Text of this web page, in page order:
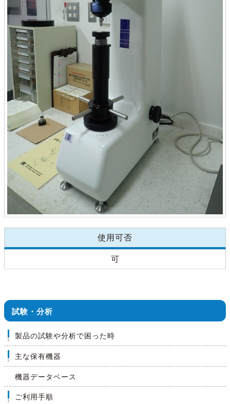
使用可否
可
試験・分析
製品の試験や分析で困った時
主な保有機器
機器データベース
ご利用手順